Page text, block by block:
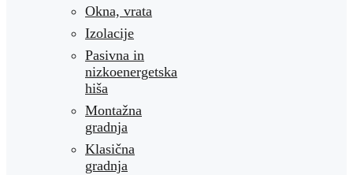
Okna, vrata
Izolacije
Pasivna in
nizkoenergetska
hiša
Montažna
gradnja
Klasična
gradnja